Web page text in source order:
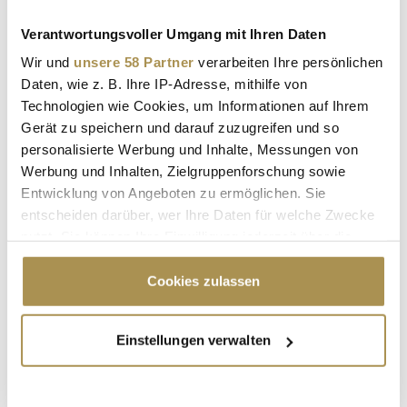
Verantwortungsvoller Umgang mit Ihren Daten
Wir und unsere 58 Partner verarbeiten Ihre persönlichen
Daten, wie z. B. Ihre IP-Adresse, mithilfe von
Technologien wie Cookies, um Informationen auf Ihrem
Gerät zu speichern und darauf zuzugreifen und so
personalisierte Werbung und Inhalte, Messungen von
Werbung und Inhalten, Zielgruppenforschung sowie
Entwicklung von Angeboten zu ermöglichen. Sie
entscheiden darüber, wer Ihre Daten für welche Zwecke
Cookie-Erklärung oder durch Klicken auf das Privacy
Trigger Symbol ändern oder widerrufen
Informationen über Ihre geografische Lage
erfassen, welche bis auf einige Meter genau sein
Cookies zulassen
Einstellungen verwalten
ABSENDEN
LEADERSNET.TV
LAUTSCHALTEN